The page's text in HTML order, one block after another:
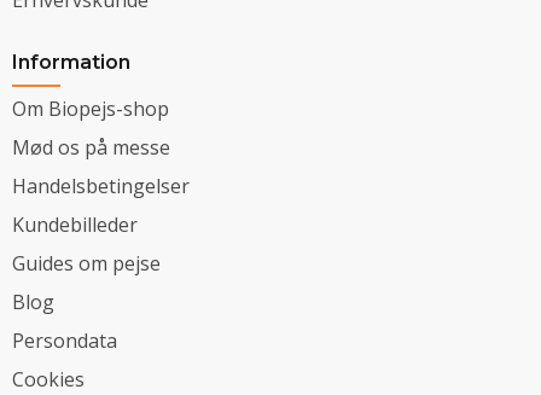
Information
Om Biopejs-shop
Mød os på messe
Handelsbetingelser
Kundebilleder
Guides om pejse
Blog
Persondata
Cookies